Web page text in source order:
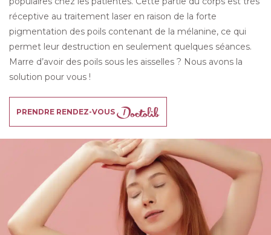
réceptive au traitement laser en raison de la forte
pigmentation des poils contenant de la mélanine, ce qui
permet leur destruction en seulement quelques séances.
Marre d’avoir des poils sous les aisselles ? Nous avons la
solution pour vous !
PRENDRE RENDEZ-VOUS